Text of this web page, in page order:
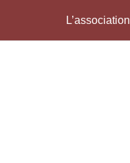
L’association